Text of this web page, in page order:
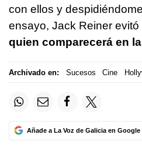
con ellos y
ensayo, Jack Reiner
quien comparecerá en
Archivado en: Sucesos Cine
Añade a La Voz de Galicia en Google